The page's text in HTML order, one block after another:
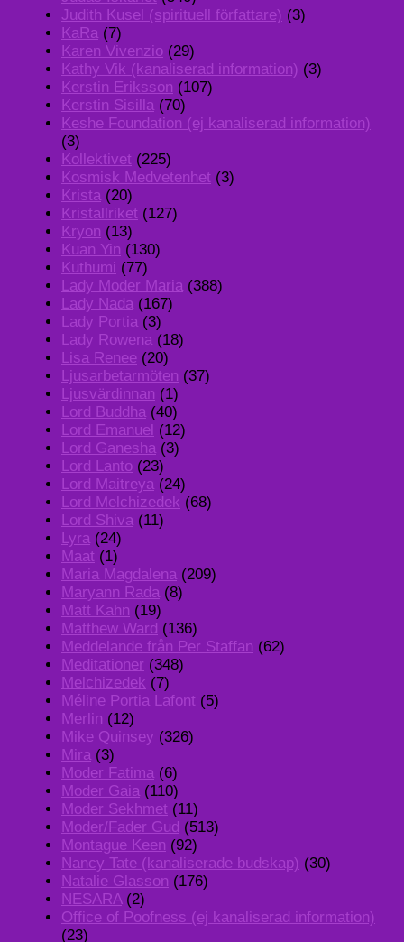
Judith Kusel (spirituell författare) (3)
KaRa (7)
Karen Vivenzio (29)
Kathy Vik (kanaliserad information) (3)
Kerstin Eriksson (107)
Kerstin Sisilla (70)
Keshe Foundation (ej kanaliserad information)
(3)
Kollektivet (225)
Kosmisk Medvetenhet (3)
Krista (20)
Kristallriket (127)
Kryon (13)
Kuan Yin (130)
Kuthumi (77)
Lady Moder Maria (388)
Lady Nada (167)
Lady Portia (3)
Lady Rowena (18)
Lisa Renee (20)
Ljusarbetarmöten (37)
Ljusvärdinnan (1)
Lord Buddha (40)
Lord Emanuel (12)
Lord Ganesha (3)
Lord Lanto (23)
Lord Maitreya (24)
Lord Melchizedek (68)
Lord Shiva (11)
Lyra (24)
Maat (1)
Maria Magdalena (209)
Maryann Rada (8)
Matt Kahn (19)
Matthew Ward (136)
Meddelande från Per Staffan (62)
Meditationer (348)
Melchizedek (7)
Méline Portia Lafont (5)
Merlin (12)
Mike Quinsey (326)
Mira (3)
Moder Fatima (6)
Moder Gaia (110)
Moder Sekhmet (11)
Moder/Fader Gud (513)
Montague Keen (92)
Nancy Tate (kanaliserade budskap) (30)
Natalie Glasson (176)
NESARA(2)
Office of Poofness (ej kanaliserad information)
(23)